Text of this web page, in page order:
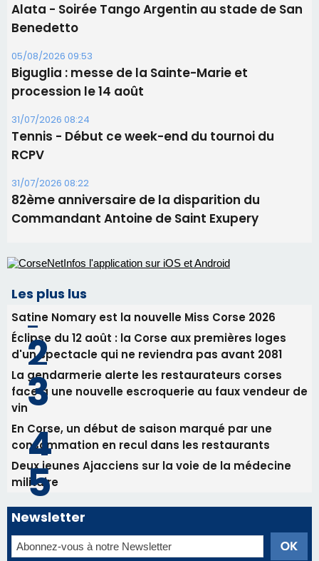
Les brèves
06/08/2026 15:57
Ucciani – Marché des producteurs à Cruculi le
11 août
06/08/2026 15:25
Corte – L’association A Nuciola organise une
projection sous les étoiles
06/08/2026 15:04
Alata - Soirée Tango Argentin au stade de San
Benedetto
05/08/2026 09:53
procession le 14 août
31/07/2026 08:24
Tennis - Début ce week-end du tournoi du
RCPV
31/07/2026 08:22
82ème anniversaire de la disparition du
Commandant Antoine de Saint Exupery
Les plus lus
Satine Nomary est la nouvelle Miss Corse 2026
Éclipse du 12 août : la Corse aux premières loges
d'un spectacle qui ne reviendra pas avant 2081
La gendarmerie alerte les restaurateurs corses